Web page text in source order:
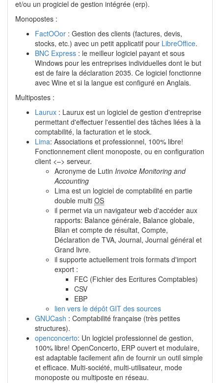
et/ou un progiciel de gestion intégrée (erp).
Monopostes :
FactOOor : Gestion des clients (factures, devis,
stocks, etc.) avec un petit applicatif pour LibreOffice.
BNC Express : le meilleur logiciel payant et sous
Windows pour les entreprises individuelles dont le but
est de faire la déclaration 2035. Ce logiciel fonctionne
avec Wine et si la langue est configuré en Anglais.
Multipostes :
Laurux : Laurux est un logiciel de gestion d'entreprise
permettant d'effectuer l'essentiel des tâches liées à la
comptabilité, la facturation et le stock.
Lima: Associations et professionnel, 100% libre!
Fonctionnement client monoposte, ou en configuration
client <–> serveur.
Acronyme de Lutin Invoice Monitoring and
Accounting
Lima est un logiciel de comptabilité en partie
double multi OS
il permet via un navigateur web d'accéder aux
rapports: Balance générale, Balance globale,
Bilan et compte de résultat, Compte,
Déclaration de TVA, Journal, Journal général et
Grand livre.
il supporte actuellement trois formats d'import
export :
FEC (Fichier des Ecritures Comptables)
CSV
EBP
lien vers le dépôt GIT des sources
GNUCash : Comptabilité française (très petites
structures).
openconcerto: Un logiciel professionnel de gestion,
100% libre! OpenConcerto, ERP ouvert et modulaire,
est adaptable facilement afin de fournir un outil simple
et efficace. Multi-société, multi-utilisateur, mode
monoposte ou multiposte en réseau.